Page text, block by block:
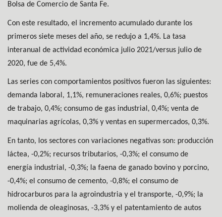
Bolsa de Comercio de Santa Fe.
Con este resultado, el incremento acumulado durante los
primeros siete meses del año, se redujo a 1,4%. La tasa
interanual de actividad económica julio 2021/versus julio de
2020, fue de 5,4%.
Las series con comportamientos positivos fueron las siguientes:
demanda laboral, 1,1%, remuneraciones reales, 0,6%; puestos
de trabajo, 0,4%; consumo de gas industrial, 0,4%; venta de
maquinarias agrícolas, 0,3% y ventas en supermercados, 0,3%.
En tanto, los sectores con variaciones negativas son: producción
láctea, -0,2%; recursos tributarios, -0,3%; el consumo de
energía industrial, -0,3%; la faena de ganado bovino y porcino,
-0,4%; el consumo de cemento, -0,8%; el consumo de
hidrocarburos para la agroindustria y el transporte, -0,9%; la
molienda de oleaginosas, -3,3% y el patentamiento de autos